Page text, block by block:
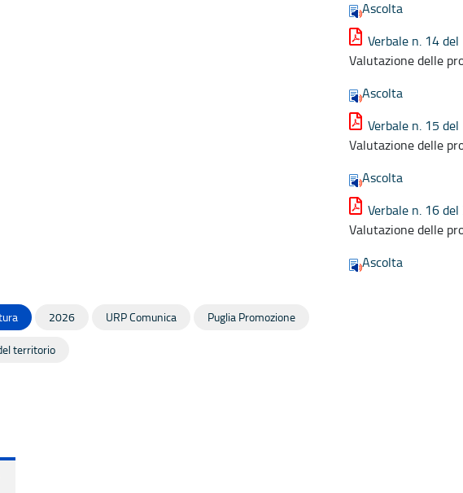
Ascolta
Verbale n. 14
Valutazione delle
Ascolta
Verbale n. 15
Valutazione delle
Ascolta
Verbale n. 16
Valutazione delle
Ascolta
2026 URP Comunica Puglia Promozione
territorio